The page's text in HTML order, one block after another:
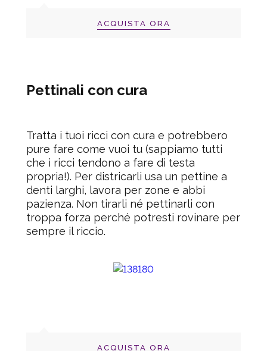
ACQUISTA ORA
Pettinali con cura
Tratta i tuoi ricci con cura e potrebbero
pure fare come vuoi tu (sappiamo tutti
che i ricci tendono a fare di testa
propria!). Per districarli usa un pettine a
denti larghi, lavora per zone e abbi
pazienza. Non tirarli né pettinarli con
troppa forza perché potresti rovinare per
sempre il riccio.
ACQUISTA ORA